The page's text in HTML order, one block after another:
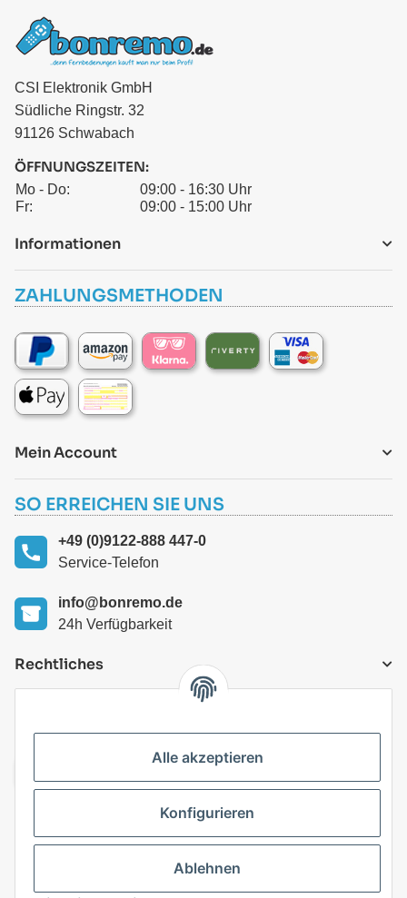
CSI Elektronik GmbH
Südliche Ringstr. 32
91126 Schwabach
ÖFFNUNGSZEITEN:
Mo - Do:
09:00 - 16:30 Uhr
Fr:
09:00 - 15:00 Uhr
Informationen
ZAHLUNGSMETHODEN
Mein Account
SO ERREICHEN SIE UNS
+49 (0)9122-888 447-0
Service-Telefon
info@bonremo.de
24h Verfügbarkeit
Rechtliches
Vertrag widerrufen
Alle akzeptieren
Konfigurieren
Ablehnen